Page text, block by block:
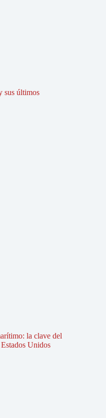
sus últimos
la clave del
Unidos